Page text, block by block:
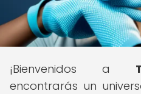
¡Bienvenidos a
encontrarás un